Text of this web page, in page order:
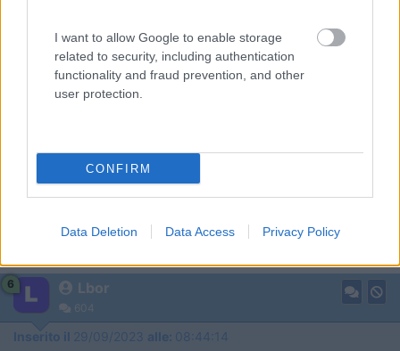
I want to allow Google to enable storage
related to security, including authentication
functionality and fraud prevention, and other
user protection.
CONFIRM
Data Deletion Data Access Privacy Policy
della sostituzione/riparazione del solo microinterrutore gia tu trattato pou
vole qui su col Mi chiedevo quale hymer e a quale scoppo avesse messo
un rubinetto sulla dinette
grazie Salito. Cercherò su COL i vecchi post, per lo smontaggio
al gruppo fuochi.
6 Lbor
604
Inserito il 29/09/2023 alle: 08:44:14